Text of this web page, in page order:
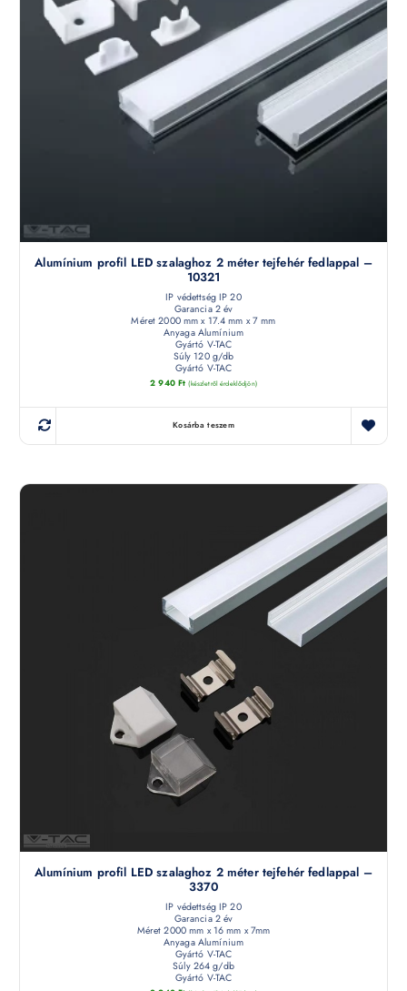
Alumínium profil LED szalaghoz 2 méter tejfehér fedlappal –
10321
IP védettség IP 20
Garancia 2 év
Méret 2000 mm x 17.4 mm x 7 mm
Anyaga Alumínium
Gyártó V-TAC
Súly 120 g/db
Gyártó V-TAC
2 940 Ft (készletről érdeklődjön)
Kosárba teszem
Alumínium profil LED szalaghoz 2 méter tejfehér fedlappal –
3370
IP védettség IP 20
Garancia 2 év
Méret 2000 mm x 16 mm x 7mm
Anyaga Alumínium
Gyártó V-TAC
Súly 264 g/db
Gyártó V-TAC